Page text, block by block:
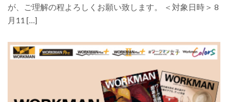
が、ご理解の程よろしくお願い致します。 ＜対象日時＞ 8
月11 […]